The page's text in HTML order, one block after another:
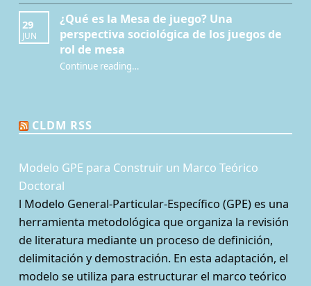
29
JUN
¿Qué es la Mesa de juego? Una
perspectiva sociológica de los juegos de
rol de mesa
Continue reading“¿Qué es la Mesa de juego? Una perspectiva sociológica de los juegos de rol de mesa”
…
CLDM RSS
Modelo GPE para Construir un Marco Teórico
Doctoral
l Modelo General-Particular-Específico (GPE) es una
herramienta metodológica que organiza la revisión
de literatura mediante un proceso de definición,
delimitación y demostración. En esta adaptación, el
modelo se utiliza para estructurar el marco teórico